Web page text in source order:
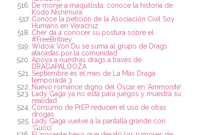
De monje a maquillista, conoce la historia de
Kodo Nishimura
Conoce la petición de la Asociación Civil Soy
Humano en Veracruz
Cher da a conocer su postura sobre el
#FreeBritney
Widow Von Du se suma al grupo de Drags
atacadas por la comunidad
Apoya a nuestras drags a través de
DRAGAPALOOZA
Septiembre es el mes de La Más Draga
temporada 3
Nuevo romance digno del Óscar en ‘Ammonite’
Lady Gaga ya no está para juegos y muestra su
realidad
Consumo de PrEP reducen el uso de otras
drogas
Lady Gaga vuelve a la pantalla grande con
‘Gucci’